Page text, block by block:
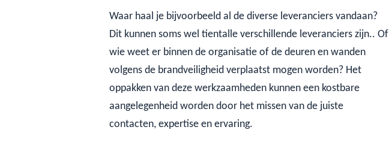
Waar haal je bijvoorbeeld al de diverse leveranciers vandaan?
Dit kunnen soms wel tientalle verschillende leveranciers zijn.. Of
wie weet er binnen de organisatie of de deuren en wanden
volgens de brandveiligheid verplaatst mogen worden? Het
oppakken van deze werkzaamheden kunnen een kostbare
aangelegenheid worden door het missen van de juiste
contacten, expertise en ervaring.